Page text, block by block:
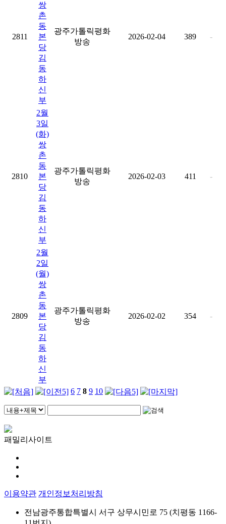
2811
쌍
촌
동
본
당
김
동
하
신
부
광주가톨릭평화
방송
2026-02-04 389 -
2810
2월
3일
(화)
쌍
촌
동
본
당
김
동
하
신
부
광주가톨릭평화
방송
2026-02-03 411 -
2809
2월
2일
(월)
쌍
촌
동
본
당
김
동
하
신
부
광주가톨릭평화
방송
2026-02-02 354 -
6 7 8 9 10
패밀리사이트
이용약관 개인정보처리방침
전남광주통합특별시 서구 상무시민로 75 (치평동 1166-